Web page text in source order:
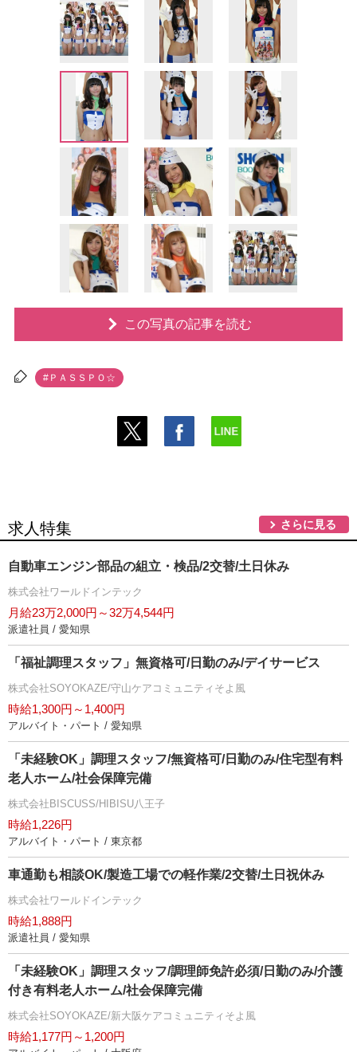
この写真の記事を読む
#ＰＡＳＳＰＯ☆
求人特集 さらに見る
自動車エンジン部品の組立・検品/2交替/土日休み
株式会社ワールドインテック
月給23万2,000円～32万4,544円
派遣社員 / 愛知県
「福祉調理スタッフ」無資格可/日勤のみ/デイサービス
株式会社SOYOKAZE/守山ケアコミュニティそよ風
時給1,300円～1,400円
アルバイト・パート / 愛知県
「未経験OK」調理スタッフ/無資格可/日勤のみ/住宅型有料
老人ホーム/社会保障完備
株式会社BISCUSS/HIBISU八王子
時給1,226円
アルバイト・パート / 東京都
車通勤も相談OK/製造工場での軽作業/2交替/土日祝休み
株式会社ワールドインテック
時給1,888円
派遣社員 / 愛知県
「未経験OK」調理スタッフ/調理師免許必須/日勤のみ/介護
付き有料老人ホーム/社会保障完備
株式会社SOYOKAZE/新大阪ケアコミュニティそよ風
時給1,177円～1,200円